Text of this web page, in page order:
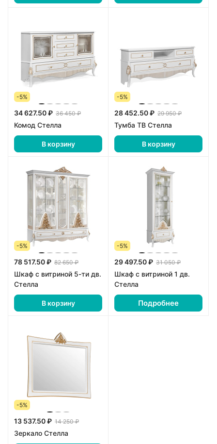
-5%
34 627.50 ₽ 36 450 ₽
Комод Стелла
В корзину
-5%
28 452.50 ₽ 29 950 ₽
Тумба ТВ Стелла
В корзину
-5%
78 517.50 ₽ 82 650 ₽
Шкаф с витриной 5-ти дв.
Стелла
В корзину
-5%
29 497.50 ₽ 31 050 ₽
Шкаф с витриной 1 дв.
Стелла
Подробнее
-5%
13 537.50 ₽ 14 250 ₽
Зеркало Стелла